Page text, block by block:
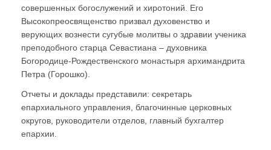
совершенных богослужений и хиротоний. Его
Высокопреосвященство призвал духовенство и
верующих вознести сугубые молитвы о здравии ученика
преподобного старца Севастиана – духовника
Богородице-Рождественского монастыря архимандрита
Петра (Горошко).
Отчеты и доклады представили: секретарь
епархиального управления, благочинные церковных
округов, руководители отделов, главный бухгалтер
епархии.